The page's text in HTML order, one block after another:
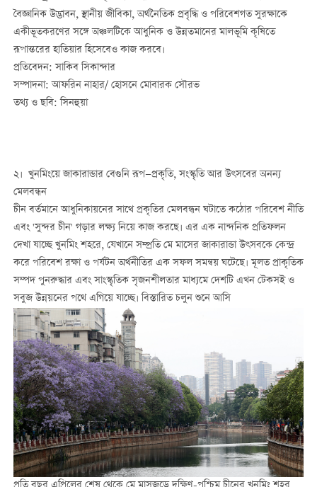
বৈজ্ঞানিক উদ্ভাবন, স্থানীয় জীবিকা, অর্থনৈতিক প্রবৃদ্ধি ও পরিবেশগত সুরক্ষাকে
একীভূতকরণের সঙ্গে অঞ্চলটিকে আধুনিক ও উন্নতমানের মালভূমি কৃষিতে
রূপান্তরের হাতিয়ার হিসেবেও কাজ করবে।
প্রতিবেদন: সাকিব সিকান্দার
সম্পাদনা: আফরিন নাহার/ হোসনে মোবারক সৌরভ
তথ্য ও ছবি: সিনহুয়া
২। খুনমিংয়ে জাকারান্ডার বেগুনি রূপ—প্রকৃতি, সংস্কৃতি আর উৎসবের অনন্য
মেলবন্ধন
চীন বর্তমানে আধুনিকায়নের সাথে প্রকৃতির মেলবন্ধন ঘটাতে কঠোর পরিবেশ নীতি
এবং 'সুন্দর চীন' গড়ার লক্ষ্য নিয়ে কাজ করছে। এর এক নান্দনিক প্রতিফলন
দেখা যাচ্ছে খুনমিং শহরে, যেখানে সম্প্রতি মে মাসের জাকারান্ডা উৎসবকে কেন্দ্র
করে পরিবেশ রক্ষা ও পর্যটন অর্থনীতির এক সফল সমন্বয় ঘটেছে। মূলত প্রাকৃতিক
সম্পদ পুনরুদ্ধার এবং সাংস্কৃতিক সৃজনশীলতার মাধ্যমে দেশটি এখন টেকসই ও
সবুজ উন্নয়নের পথে এগিয়ে যাচ্ছে। বিস্তারিত চলুন শুনে আসি